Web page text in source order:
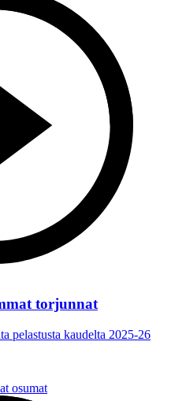
torjunnat
pelastusta kaudelta 2025-26